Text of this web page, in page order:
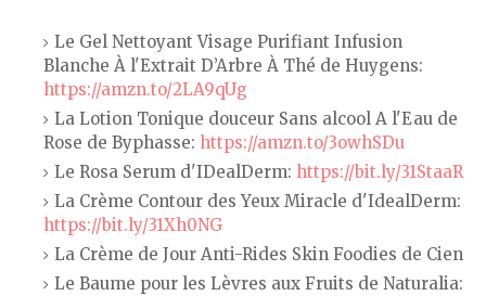
Le Gel Nettoyant Visage Purifiant Infusion
Blanche À l'Extrait D’Arbre À Thé de Huygens:
https://amzn.to/2LA9qUg
La Lotion Tonique douceur Sans alcool A l'Eau de
Rose de Byphasse: https://amzn.to/3owhSDu
Le Rosa Serum d'IDealDerm: https://bit.ly/31StaaR
La Crème Contour des Yeux Miracle d'IdealDerm:
https://bit.ly/31Xh0NG
La Crème de Jour Anti-Rides Skin Foodies de Cien
Le Baume pour les Lèvres aux Fruits de Naturalia: